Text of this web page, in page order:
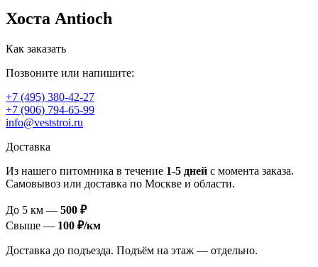
Хоста Antioch
Как заказать
Позвоните или напишите:
+7 (495) 380-42-27
+7 (906) 794-65-99
info@veststroi.ru
Доставка
Из нашего питомника в течение 1‑5 дней с момента заказа.
Самовывоз или доставка по Москве и области.
До 5 км — 500 ₽
Свыше — 100 ₽/км
Доставка до подъезда. Подъём на этаж — отдельно.